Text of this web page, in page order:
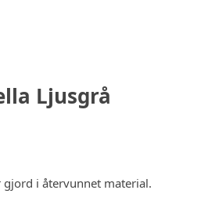
Ljusgrå
i återvunnet material.